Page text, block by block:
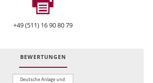
+49 (511) 16 90 80 79
BEWERTUNGEN